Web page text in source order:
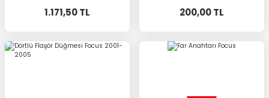
1.171,50 TL 200,00 TL